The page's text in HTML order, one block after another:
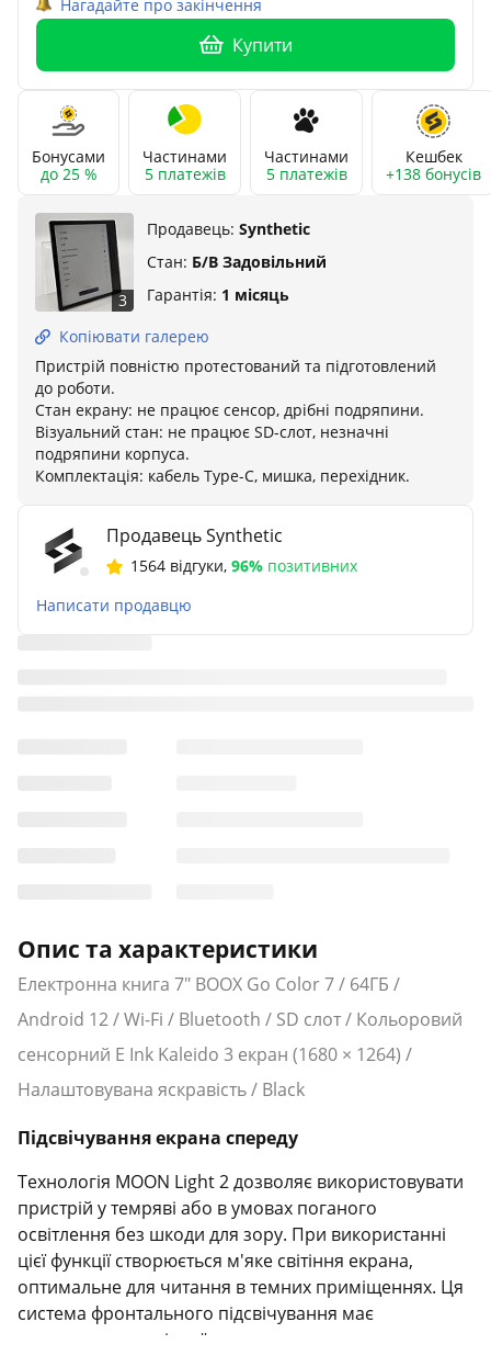
Нагадайте про закінчення
Купити
Бонусами
до 25 %
Частинами
5 платежів
Частинами
5 платежів
Кешбек
+138 бонусів
3
Продавець: Synthetic
Стан: Б/В Задовільний
Гарантія: 1 місяць
Копіювати галерею
Пристрій повністю протестований та підготовлений
до роботи.
Стан екрану: не працює сенсор, дрібні подряпини.
Візуальний стан: не працює SD-слот, незначні
подряпини корпуса.
Комплектація: кабель Type-C, мишка, перехідник.
Продавець Synthetic
1564 відгуки, 96% позитивних
Написати продавцю
Опис та характеристики
Електронна книга 7" BOOX Go Color 7 / 64ГБ /
Android 12 / Wi-Fi / Bluetooth / SD слот / Кольоровий
сенсорний E Ink Kaleido 3 екран (1680 × 1264) /
Налаштовувана яскравість / Black
Підсвічування екрана спереду
Технологія MOON Light 2 дозволяє використовувати
пристрій у темряві або в умовах поганого
освітлення без шкоди для зору. При використанні
цієї функції створюється м'яке світіння екрана,
оптимальне для читання в темних приміщеннях. Ця
система фронтального підсвічування має
регулювання колірної температури, а завдяки